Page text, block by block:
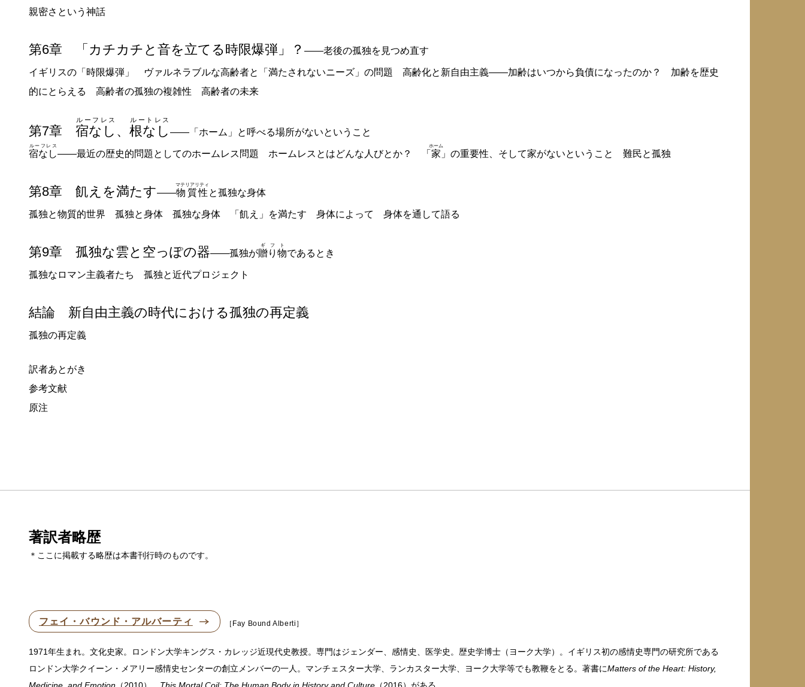
親密さという神話
第6章 「カチカチと音を立てる時限爆弾」？ ――老後の孤独を見つめ直す
イギリスの「時限爆弾」 ヴァルネラブルな高齢者と「満たされないニーズ」の問題 高齢化と新自由主義――加齢はいつから負債になったのか？ 加齢を歴史
的にとらえる 高齢者の孤独の複雑性 高齢者の未来
第7章 宿なし
ルーフレス
、 根なし
ルートレス
――「ホーム」と呼べる場所がないということ
宿なし
ルーフレス
――最近の歴史的問題としてのホームレス問題 ホームレスとはどんな人びとか？ 「 家
ホーム
」の重要性、そして家がないということ 難民と孤独
第8章 飢えを満たす――物質性
マテリアリティ
と孤独な身体
孤独と物質的世界 孤独と身体 孤独な身体 「飢え」を満たす 身体によって 身体を通して語る
第9章 孤独な雲と空っぽの器――孤独が贈り物
ギフト
であるとき
孤独なロマン主義者たち 孤独と近代プロジェクト
結論 新自由主義の時代における孤独の再定義
孤独の再定義
訳者あとがき
参考文献
原注
著訳者略歴
＊ここに掲載する略歴は本書刊行時のものです。
フェイ・バウンド・アルバーティ Fay Bound Alberti
1971年生まれ。文化史家。ロンドン大学キングス・カレッジ近現代史教授。専門はジェンダー、感情史、医学史。歴史学博士（ヨーク大学）。イギリス初の感情史専門の研究所である
ロンドン大学クイーン・メアリー感情史センターの創立メンバーの一人。マンチェスター大学、ランカスター大学、ヨーク大学等でも教鞭をとる。著書にMatters of the Heart: History,